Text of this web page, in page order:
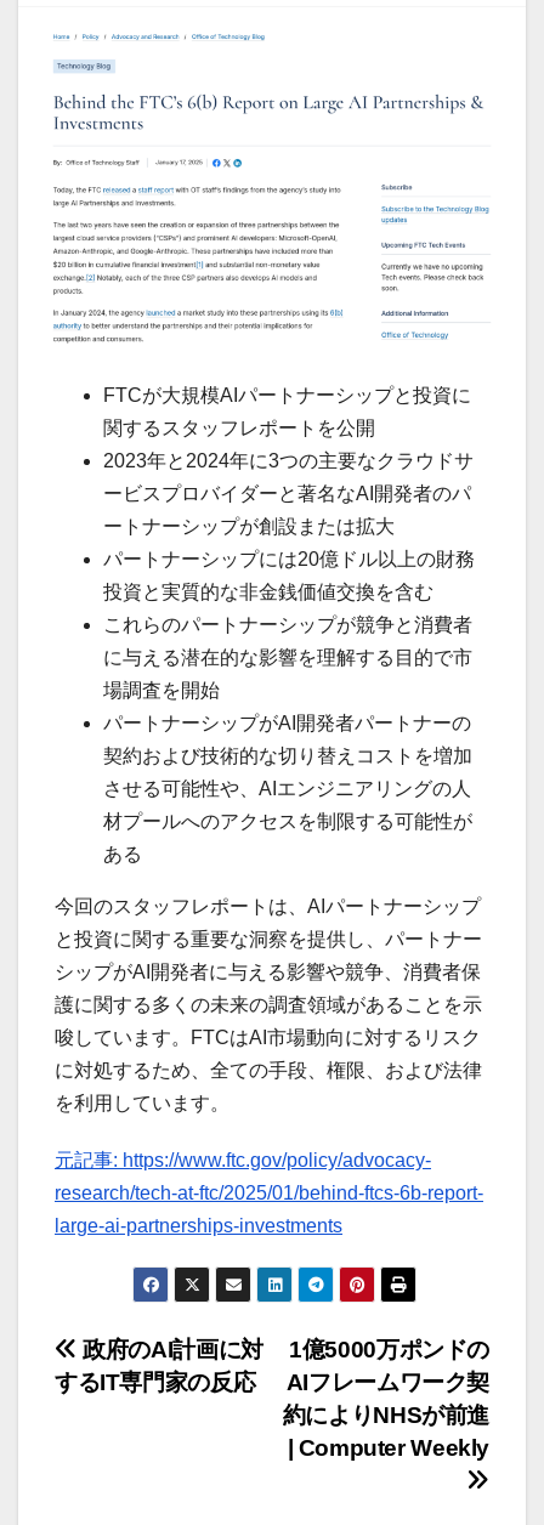
FTCが大規模AIパートナーシップと投資に
関するスタッフレポートを公開
2023年と2024年に3つの主要なクラウドサ
ービスプロバイダーと著名なAI開発者のパ
ートナーシップが創設または拡大
パートナーシップには20億ドル以上の財務
投資と実質的な非金銭価値交換を含む
これらのパートナーシップが競争と消費者
に与える潜在的な影響を理解する目的で市
場調査を開始
パートナーシップがAI開発者パートナーの
契約および技術的な切り替えコストを増加
させる可能性や、AIエンジニアリングの人
材プールへのアクセスを制限する可能性が
ある
今回のスタッフレポートは、AIパートナーシップ
と投資に関する重要な洞察を提供し、パートナー
シップがAI開発者に与える影響や競争、消費者保
護に関する多くの未来の調査領域があることを示
唆しています。FTCはAI市場動向に対するリスク
に対処するため、全ての手段、権限、および法律
を利用しています。
元記事: https://www.ftc.gov/policy/advocacy-
research/tech-at-ftc/2025/01/behind-ftcs-6b-report-
large-ai-partnerships-investments
投
稿
1億5000万ポンドの
AIフレームワーク契
約によりNHSが前進
| Computer Weekly
政府のAI計画に対
するIT専門家の反応